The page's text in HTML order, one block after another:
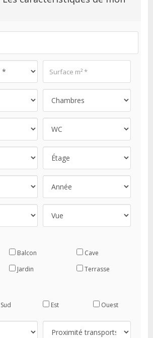
Balcon
Cave
Jardin Terrasse
Sud Est Ouest